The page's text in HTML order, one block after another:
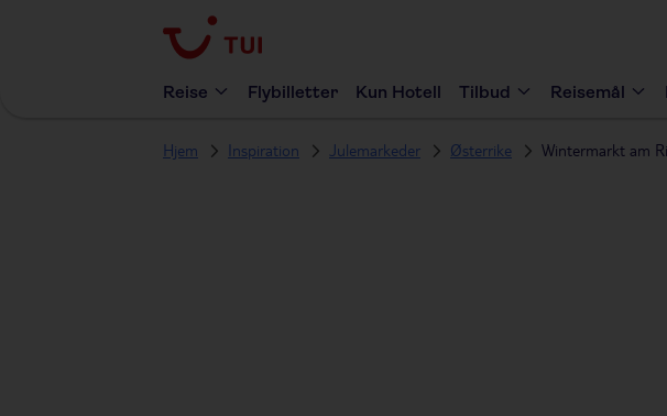
Reise Flybilletter Kun Hotell Tilbud Reisemål
Hjem Inspiration Julemarkeder Østerrike Wintermarkt am